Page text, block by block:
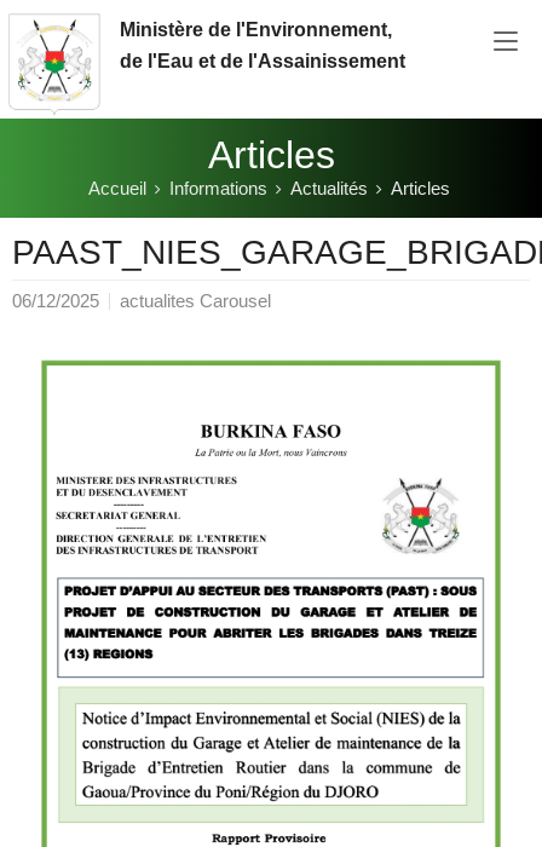
Aller au contenu principalMinistère de l'Environnement,
de l'Eau et de l'Assainissement
Articles
Vous êtes ici:Accueil Informations Actualités Articles
06/12/2025 actualites Carousel